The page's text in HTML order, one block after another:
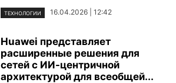
ТЕХНОЛОГИИ 16.04.2026 | 12:42
Huawei представляет
расширенные решения для
сетей с ИИ-центричной
архитектурой для всеобщей...